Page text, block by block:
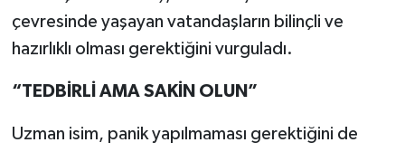
çevresinde yaşayan vatandaşların bilinçli ve
hazırlıklı olması gerektiğini vurguladı.
“TEDBİRLİ AMA SAKİN OLUN”
Uzman isim, panik yapılmaması gerektiğini de